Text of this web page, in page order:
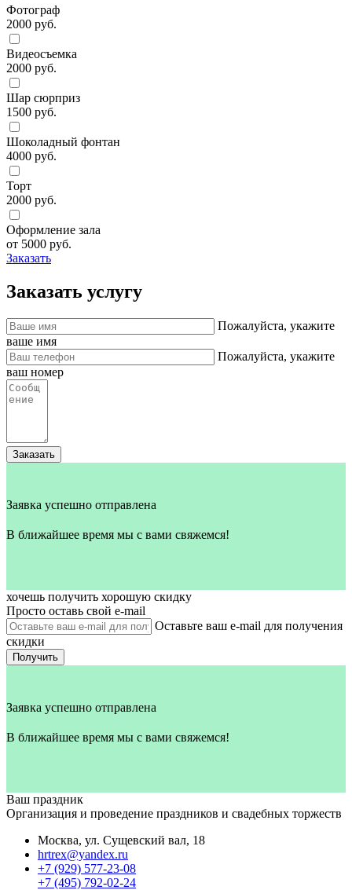
Фотограф
2000 руб.
Видеосъемка
2000 руб.
Шар сюрприз
1500 руб.
Шоколадный фонтан
4000 руб.
Торт
2000 руб.
Оформление зала
от 5000 руб.
Заказать
Заказать услугу
Пожалуйста, укажите
ваше имя
Пожалуйста, укажите
ваш номер
Заказать
Заявка успешно отправлена
В ближайшее время мы с вами свяжемся!
хочешь получить хорошую скидку
Просто оставь свой e‑mail
Оставьте ваш e-mail для получения
скидки
Получить
Заявка успешно отправлена
В ближайшее время мы с вами свяжемся!
Ваш праздник
Организация и проведение праздников и свадебных торжеств
Москва, ул. Сущевский вал, 18
hrtrex@yandex.ru
+7 (929) 577-23-08
+7 (495) 792-02-24